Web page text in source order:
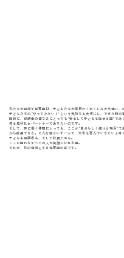
私たちが目指す保育園は、子どもたちが毎日わくわくしながら通い、
子どもたちの“やってみたい！”という気持ちを大切にし、できた時
同時に、保護者の皆さまにとっても“安心して子どもを託せる園”で
長を見守れるパートナーでありたいのです。
そして、共に働く仲間にとっても、ここが“自分らしく輝ける場所”
がら成長できる。そんな温かいチームで、未来を育んでいきたいと考
子どもも保護者も、そして社員たちも。
ここに関わるすべての人が笑顔になれる園。
それが、私の理想とする保育園の姿です。